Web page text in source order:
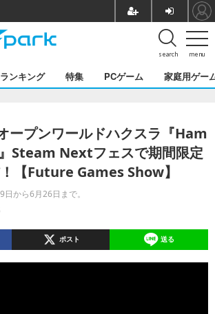
menu
search
ンキング 特集 PCゲーム 家庭用ゲー
ープンワールドハクスラ『Ham
Steam Nextフェスで期間限定
【Future Games Show】
から6月26日まで。
ポスト 送る